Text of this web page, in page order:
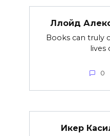
Ллойд
Books can truly
lives
0
Икер